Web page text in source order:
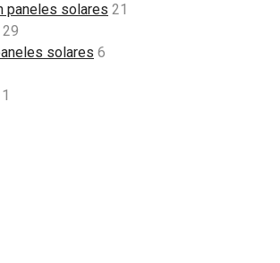
paneles solares 21
29
solares 6
1